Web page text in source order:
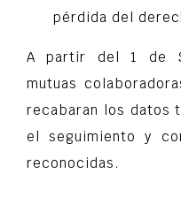
pérdida del
A partir del 1 de
mutuas
recabaran los datos
el seguimiento y
reconocidas.